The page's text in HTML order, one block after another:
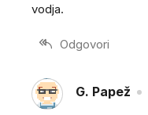
vodja.
Odgovori
G. Papež